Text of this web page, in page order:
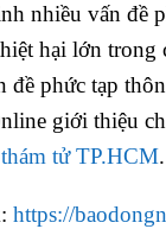
nhiều vấn đề
hại lớn trong
phức tạp
giới thiệu
tử TP.HCM.
https://